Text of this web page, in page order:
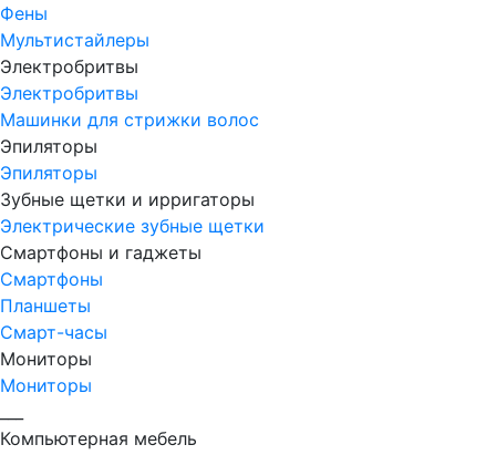
Фены
Мультистайлеры
Электробритвы
Электробритвы
Машинки для стрижки волос
Эпиляторы
Эпиляторы
Зубные щетки и ирригаторы
Электрические зубные щетки
Смартфоны и гаджеты
Смартфоны
Планшеты
Смарт-часы
Мониторы
Мониторы
Компьютерная мебель